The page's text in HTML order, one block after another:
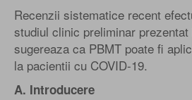
Recenzii sistematice recent
studiul clinic preliminar
sugereaza ca PBMT poate fi
la pacientii cu COVID-19.
A. Introducere